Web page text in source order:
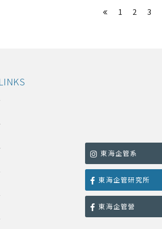
1 2 3
東海企管系
東海企管研究所
東海企管營